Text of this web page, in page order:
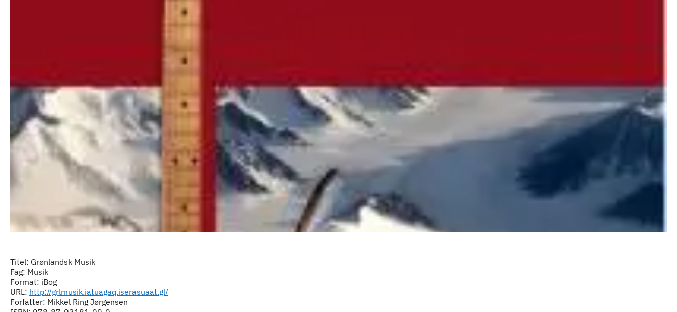
Titel: Grønlandsk Musik
Fag: Musik
Format: iBog
URL: http://grlmusik.iatuagaq.iserasuaat.gl/
Forfatter: Mikkel Ring Jørgensen